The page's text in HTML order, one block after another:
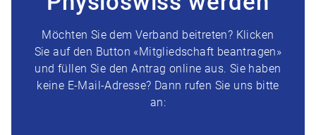
Möchten Sie dem Verband beitreten? Klicken
Sie auf den Button «Mitgliedschaft beantragen»
und füllen Sie den Antrag online aus. Sie haben
keine E-Mail-Adresse? Dann rufen Sie uns bitte
an: